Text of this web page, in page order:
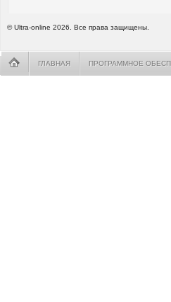
© Ultra-online 2026. Все права защищены.
ГЛАВНАЯ ПРОГРАММНОЕ